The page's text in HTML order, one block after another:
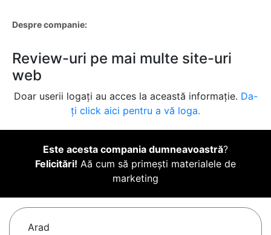
Despre companie:
Review-uri pe mai multe site-uri
web
Doar userii logați au acces la această informație. Da-
ți click aici pentru a vă loga.
Este acesta compania dumneavoastră?
Felicitări! Aă cum să primești materialele de
marketing
Arad